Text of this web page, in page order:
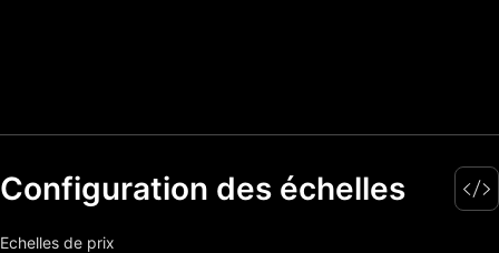
Configuration des échelles
Echelles de prix